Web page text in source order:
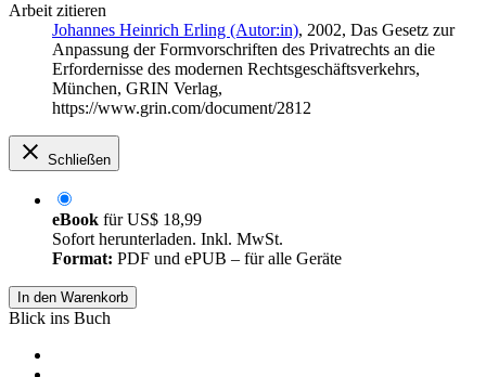
Arbeit zitieren
Johannes Heinrich Erling (Autor:in), 2002, Das Gesetz zur
Anpassung der Formvorschriften des Privatrechts an die
Erfordernisse des modernen Rechtsgeschäftsverkehrs,
München, GRIN Verlag,
https://www.grin.com/document/2812
Schließen
eBook fürUS$ 18,99
Sofort herunterladen. Inkl. MwSt.
Format: PDF und ePUB – für alle Geräte
In den Warenkorb
Blick ins Buch